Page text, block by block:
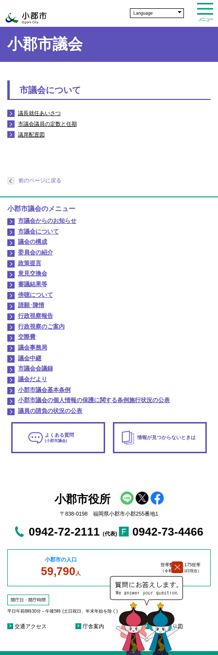
Language
メニュー
小郡市議会
市議会について
議長就任あいさつ
市議会議員の定数と任期
議席配置図
前のページに戻る
小郡市議会のメニュー
市議会からのお知らせ
市議会について
議会の構成
委員会の紹介
政策提言
意見交換会
審議結果等
傍聴について
請願･陳情
行政視察報告
行政視察のご案内
交際費
議会事務局
議会中継
市議会会議録
議会だより
小郡市議会基本条例
小郡市議会の個人情報の保護に関する条例施行状況の公表
議員の請負の状況の公表
よくある質問
(小郡市議会)
情報が見つからないときは
小郡市役所
〒838-0198 福岡県小郡市小郡255番地1
0942-72-2111 (代表) 0942-73-4466
小郡市の人口
59,790 人
世帯数：27,175世帯
（令和8年8月1日現在）
開庁日・開庁時間
平日午前8時30分～午後5時 (土日祝日、年末年始を除く)
交通アクセス 庁舎案内 庁舎見取り図